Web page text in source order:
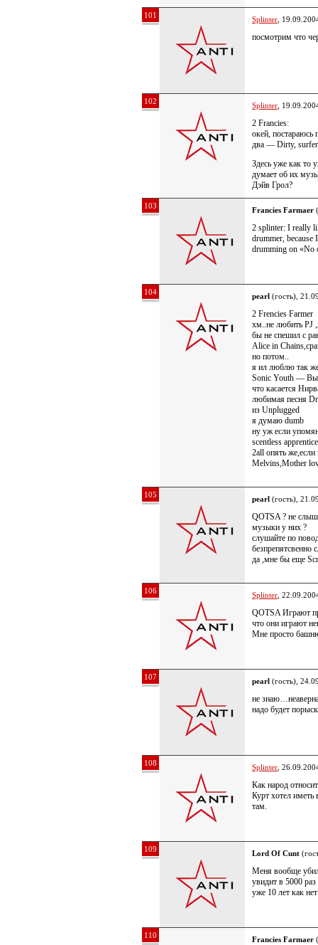
101 Splinter ,
посмотрим что
102 Splinter ,
2 Francies:
окей, постараюсь
два — Dirty,
Здесь уже как то
думает об их
Дэйв Грол?
103 Francies Farmaer
2 splinter: I really
drummer, because
drumming on «No
104 pearl (гость),
2 Frencies Farmer
хм..не любить PJ
бы не спешил с
Alice in
но потом..
я ил люблю так
Sonic Youth —
что касается
любимая песня
из Unplugged
я думаю dumb
ну уж если
scentless
2all опять
Melvins,Mother
105 pearl (гость),
QOTSA ? не
музыки у них ?
слушайте по
безпрепятсвенно
да ,мне бы еще
106 Splinter ,
QOTSA Играют
что они играют
Мне просто
107 pearl (гость),
не
надо будет
108 Splinter ,
Как народ
Курт хотел иметь
там.
109 Lord Of Cunt
Меня вообще
увидит в 5000
уже 10 лет как
110 Francies Farmaer